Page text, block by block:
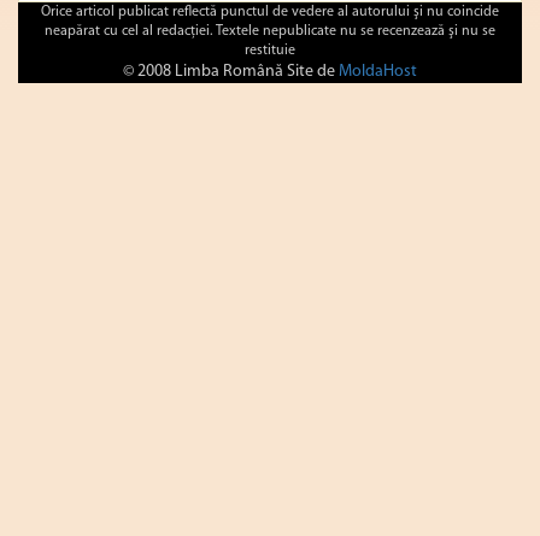
Orice articol publicat reflectă punctul de vedere al autorului şi nu coincide
neapărat cu cel al redacţiei. Textele nepublicate nu se recenzează şi nu se
restituie
© 2008 Limba Română Site de MoldaHost